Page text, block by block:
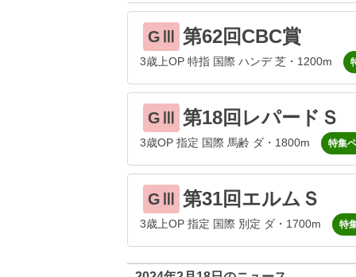
GⅢ 第62回CBC賞
3歳上OP 特指 国際 ハンデ 芝・1200m
GⅢ 第18回レパードＳ
3歳OP 指定 国際 馬齢 ダ・1800m 特集
GⅢ 第31回エルムＳ
3歳上OP 指定 国際 別定 ダ・1700m 特